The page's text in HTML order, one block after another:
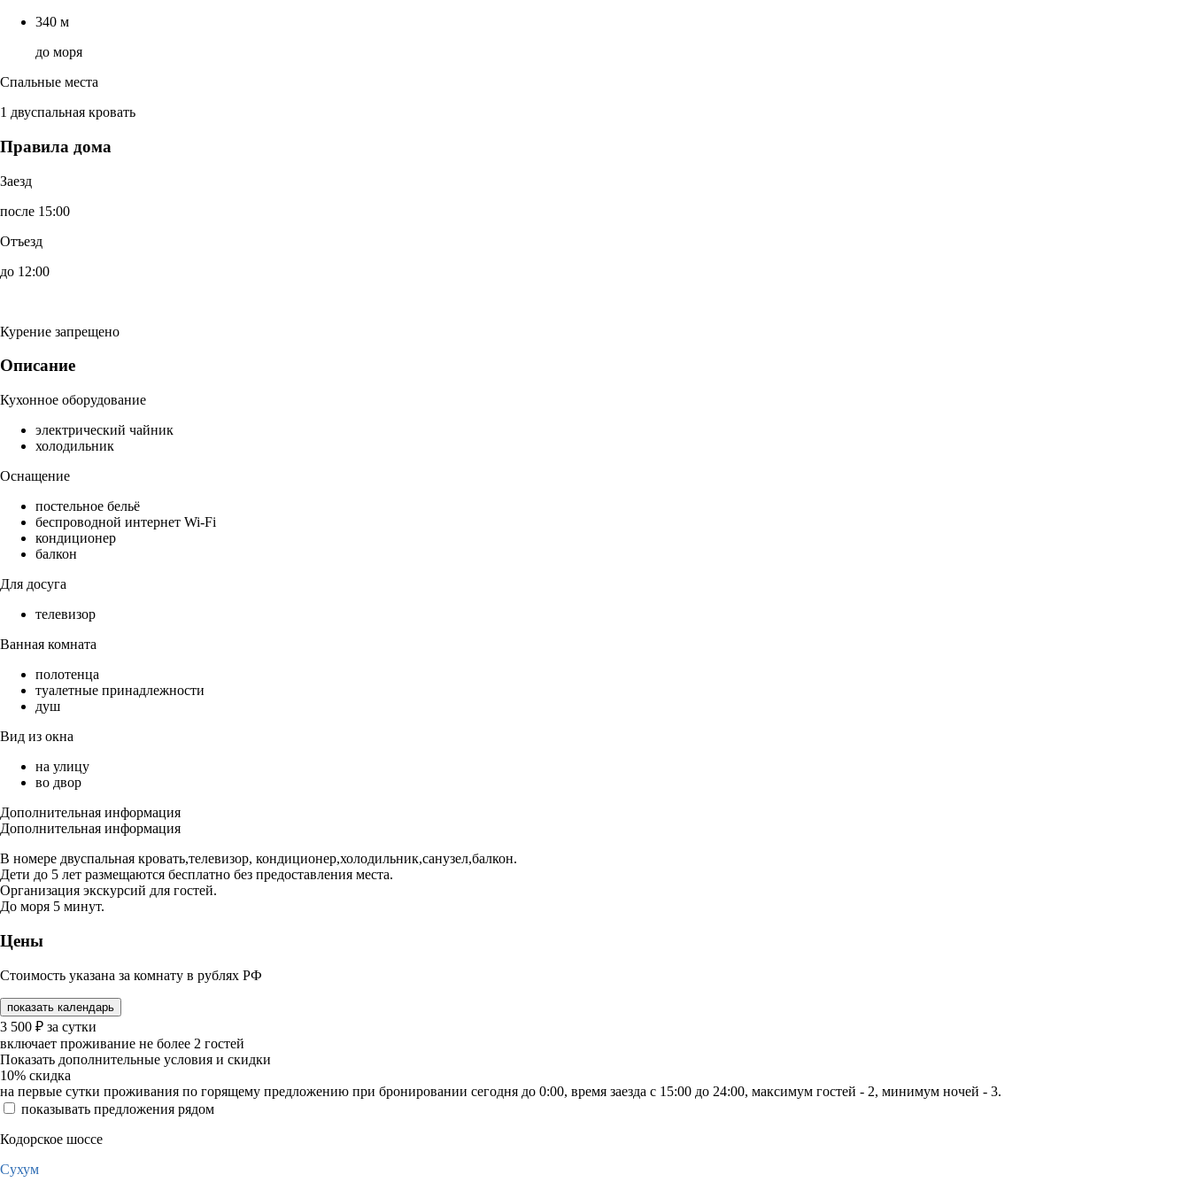
340 м
до моря
Спальные места
1 двуспальная кровать
Правила дома
Заезд
после 15:00
Отъезд
до 12:00
Курение запрещено
Описание
Кухонное оборудование
электрический чайник
холодильник
Оснащение
постельное бельё
беспроводной интернет Wi-Fi
кондиционер
балкон
Для досуга
телевизор
Ванная комната
полотенца
туалетные принадлежности
душ
Вид из окна
на улицу
во двор
Дополнительная информация
Дополнительная информация
В номере двуспальная кровать,телевизор, кондиционер,холодильник,санузел,балкон.
Дети до 5 лет размещаются бесплатно без предоставления места.
Организация экскурсий для гостей.
До моря 5 минут.
Цены
Стоимость указана за комнату в рублях РФ
показать календарь
3 500 ₽ за сутки
включает проживание не более 2 гостей
Показать дополнительные условия и скидки
10% скидка
на первые сутки проживания по горящему предложению при бронировании сегодня до 0:00, время заезда с 15:00 до 24:00, максимум гостей - 2, минимум ночей - 3.
показывать предложения рядом
Кодорское шоссе
Сухум